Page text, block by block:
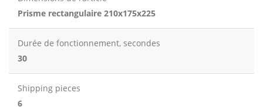
Prisme rectangulaire 210x175x225
Durée de fonctionnement, secondes
30
Shipping pieces
6